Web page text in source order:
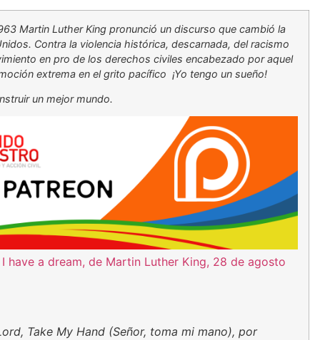
Martin Luther King pronunció un discurso que cambió la
Contra la violencia histórica, descarnada, del racismo
en pro de los derechos civiles encabezado por aquel
extrema en el grito pacífico ¡Yo tengo un sueño!
un mejor mundo.
have a dream, de Martin Luther King, 28 de agosto
Take My Hand (Señor, toma mi mano), por